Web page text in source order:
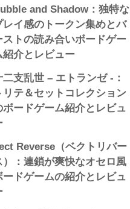
and Shadow：独特な
レイ感のトークン集めとバ
ストの読み合いボードゲー
紹介とレビュー
二支乱世 – エトランゼ -：
リテ＆セットコレクション
ボードゲーム紹介とレビュ
Reverse（ベクトリバー
）：連鎖が爽快なオセロ風
ードゲームの紹介とレビュ